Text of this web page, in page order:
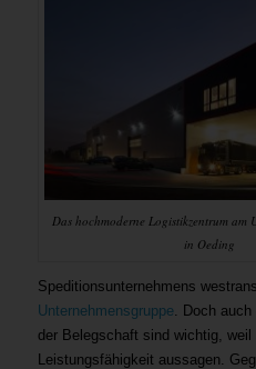
Das hochmoderne Logistikzentrum am
in Oeding
Speditionsunternehmens
Unternehmensgruppe. Doch auch
der Belegschaft sind wichtig,
Leistungsfähigkeit aussagen.